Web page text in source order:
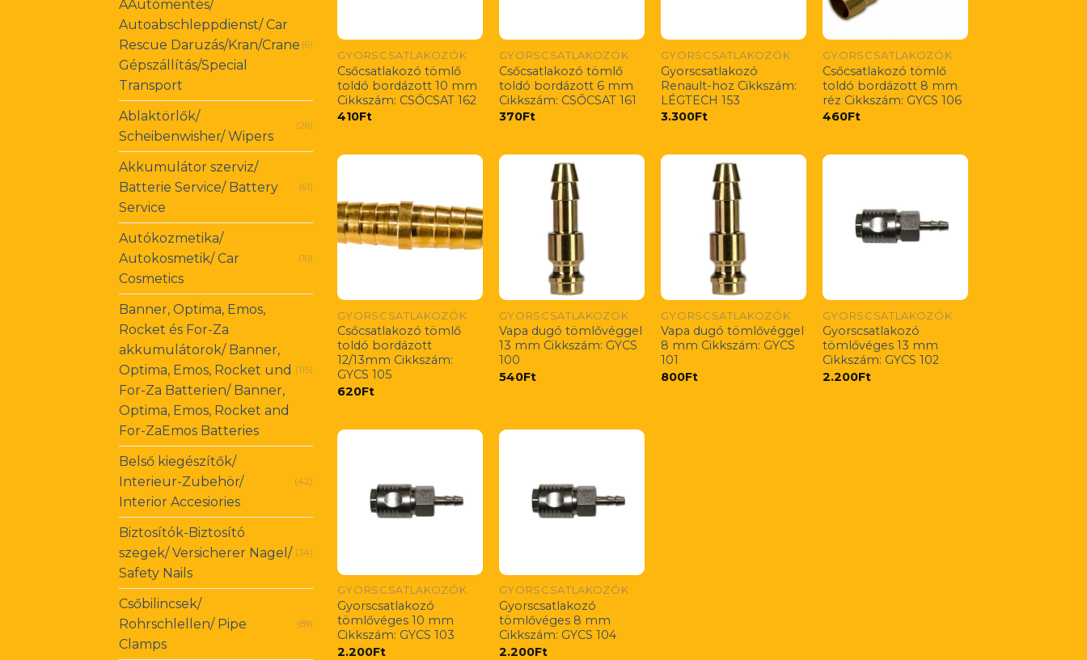
AAutómentés/
Autoabschleppdienst/ Car
Rescue Daruzás/Kran/Crane
Gépszállítás/Special
Transport
(6)
Ablaktörlők/
Scheibenwisher/ Wipers
(26)
Akkumulátor szerviz/
Batterie Service/ Battery
Service
(61)
Autókozmetika/
Autokosmetik/ Car
Cosmetics
(10)
Banner, Optima, Emos,
Rocket és For-Za
akkumulátorok/ Banner,
Optima, Emos, Rocket und
For-Za Batterien/ Banner,
Optima, Emos, Rocket and
For-ZaEmos Batteries
(115)
Belső kiegészítők/
Interieur-Zubehör/
Interior Accesiories
(42)
Biztosítók-Biztosító
szegek/ Versicherer Nagel/
Safety Nails
(34)
Csőbilincsek/
Rohrschlellen/ Pipe
Clamps
(89)
GYORSCSATLAKOZÓK
Csőcsatlakozó tömlő
toldó bordázott 10 mm
Cikkszám: CSŐCSAT 162
410Ft
GYORSCSATLAKOZÓK
Csőcsatlakozó tömlő
toldó bordázott 6 mm
Cikkszám: CSŐCSAT 161
370Ft
GYORSCSATLAKOZÓK
Gyorscsatlakozó
Renault-hoz Cikkszám:
LÉGTECH 153
3.300Ft
GYORSCSATLAKOZÓK
Csőcsatlakozó tömlő
toldó bordázott 8 mm
réz Cikkszám: GYCS 106
460Ft
GYORSCSATLAKOZÓK
Csőcsatlakozó tömlő
toldó bordázott
12/13mm Cikkszám:
GYCS 105
620Ft
GYORSCSATLAKOZÓK
Vapa dugó tömlővéggel
13 mm Cikkszám: GYCS
100
540Ft
GYORSCSATLAKOZÓK
Vapa dugó tömlővéggel
8 mm Cikkszám: GYCS
101
800Ft
GYORSCSATLAKOZÓK
Gyorscsatlakozó
tömlővéges 13 mm
Cikkszám: GYCS 102
2.200Ft
GYORSCSATLAKOZÓK
Gyorscsatlakozó
tömlővéges 10 mm
Cikkszám: GYCS 103
2.200Ft
GYORSCSATLAKOZÓK
Gyorscsatlakozó
tömlővéges 8 mm
Cikkszám: GYCS 104
2.200Ft